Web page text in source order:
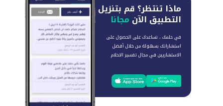
ماذا تنتظر؟ قم بتنزيل
التطبيق الآن مجانا
في حلمك ، نساعدك على الحصول على
استشاراتك بسهولة من خلال أفضل
الاستشاريين في مجال تفسير الاحلام